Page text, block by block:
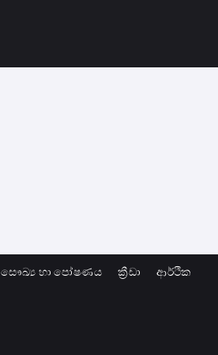
සෞඛ්‍ය හා පෝෂණය ක්‍රීඩා
ආර්ථික